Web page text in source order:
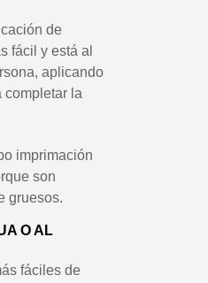
de
fácil y está al
aplicando
completar la
imprimación
son
gruesos.
O AL
fáciles de